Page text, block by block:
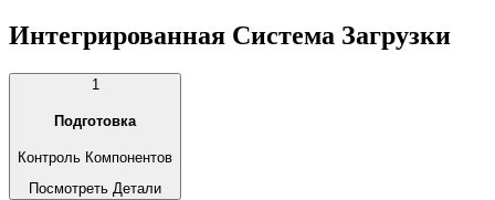
Интегрированная Система Загрузки
1
Подготовка
Контроль Компонентов
Посмотреть Детали